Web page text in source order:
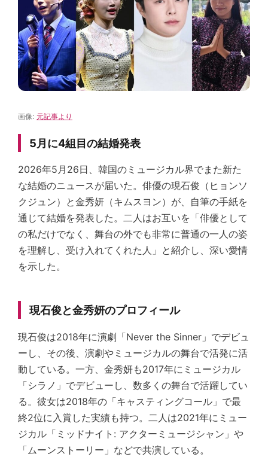
画像: 元記事より
5月に4組目の結婚発表
2026年5月26日、韓国のミュージカル界でまた新た
な結婚のニュースが届いた。俳優の現石俊（ヒョンソ
クジュン）と金秀妍（キムスヨン）が、自筆の手紙を
通じて結婚を発表した。二人はお互いを「俳優として
の私だけでなく、舞台の外でも非常に普通の一人の姿
を理解し、受け入れてくれた人」と紹介し、深い愛情
を示した。
現石俊と金秀妍のプロフィール
現石俊は2018年に演劇「Never the Sinner」でデビュ
ーし、その後、演劇やミュージカルの舞台で活発に活
動している。一方、金秀妍も2017年にミュージカル
「シラノ」でデビューし、数多くの舞台で活躍してい
る。彼女は2018年の「キャスティングコール」で最
終2位に入賞した実績も持つ。二人は2021年にミュー
ジカル「ミッドナイト: アクターミュージシャン」や
「ムーンストーリー」などで共演している。